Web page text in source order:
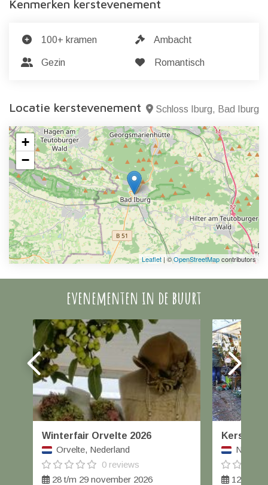
Kenmerken kerstevenement
100+ kramen Ambacht
Gezin Romantisch
Locatie kerstevenement Schloss Iburg, Bad Iburg
+
−
Leaflet | ©OpenStreetMapcontributors
evenementen in de buurt
Winterfair Orvelte 2026
Orvelte, Nederland
0 reviews
28 t/m 29 november 2026
12